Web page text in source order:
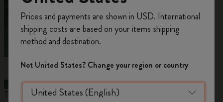
The Original Notebook The Mini Notebook Charm
Regístrate ahora y obtén un 10% de descuento
y envío gratuito en tu primer pedidoutilizando
el códigoWELCOME10.
Crea una cuenta de Moleskine para acceder a
ofertas exclusivas, beneficios para miembros y
más inspiración.
Prices and payments are shown in USD. International
shipping costs are based on your items shipping
method and destination.
Not United States? Change your region or country